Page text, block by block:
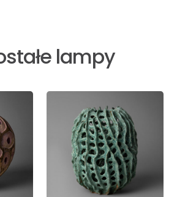
lampy